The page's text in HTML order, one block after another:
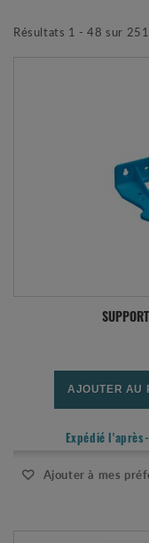
Résultats 1 - 48 sur
AJOUTER AU
Expédié
Ajouter à mes